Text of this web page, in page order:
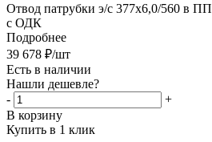
Отвод патрубки э/с 377х6,0/560 в
с ОДК
Подробнее
39 678 ₽/шт
Есть в наличии
Нашли дешевле?
-
+
В корзину
Купить в 1 клик